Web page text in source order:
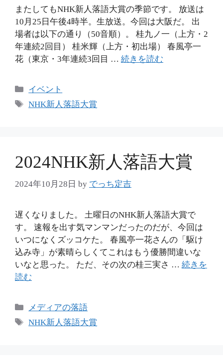
またしてもNHK新人落語大賞の季節です。 放送は
10月25日午後4時半。生放送。今回は大阪だ。 出
場者は以下の通り（50音順）。 桂九ノ一（上方・2
年連続2回目） 桂米輝（上方・初出場） 春風亭一
花（東京・3年連続3回目 … 続きを読む
カ
テ
イベント
タ
NHK新人落語大賞
2024NHK新人落語大賞
2024年10月28日 by でっち定吉
遅くなりました。 土曜日のNHK新人落語大賞で
す。 速報を出す気マンマンだったのだが、今回は
いつになくズッコケた。 春風亭一花さんの「駆け
込み寺」が素晴らしくてこれはもう優勝間違いな
いなと思った。 ただ、その次の桂三実さ … 続きを
読む
カ
テ
メディアの落語
タ
NHK新人落語大賞